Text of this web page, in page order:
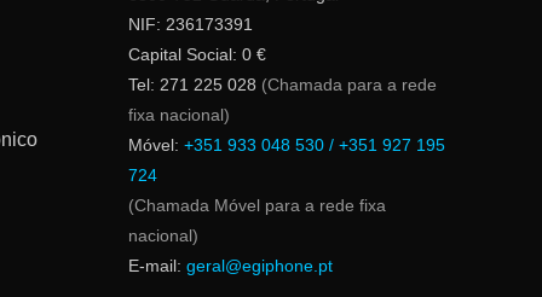
NIF: 236173391
Capital Social: 0 €
Tel: 271 225 028 (Chamada para a rede
fixa nacional)
Móvel: +351 933 048 530 / +351 927 195
724
(Chamada Móvel para a rede fixa
nacional)
E-mail: geral@egiphone.pt